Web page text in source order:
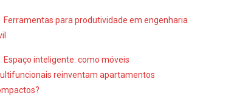
Ferramentas para produtividade em engenharia
Espaço inteligente: como móveis
reinventam apartamentos